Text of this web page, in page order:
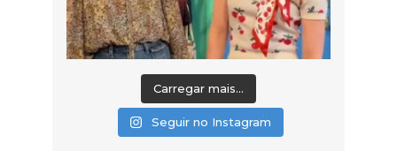
Carregar mais...
Seguir no Instagram